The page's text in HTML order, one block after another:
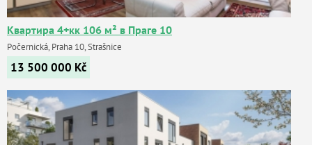
Квартира 4+кк 106 м² в Праге 10
Počernická, Praha 10, Strašnice
13 500 000 Kč